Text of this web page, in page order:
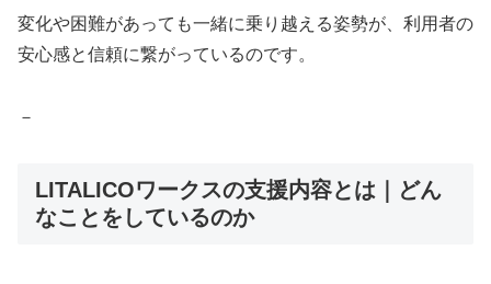
変化や困難があっても一緒に乗り越える姿勢が、利用者の
安心感と信頼に繋がっているのです。
－
LITALICOワークスの支援内容とは｜どん
なことをしているのか